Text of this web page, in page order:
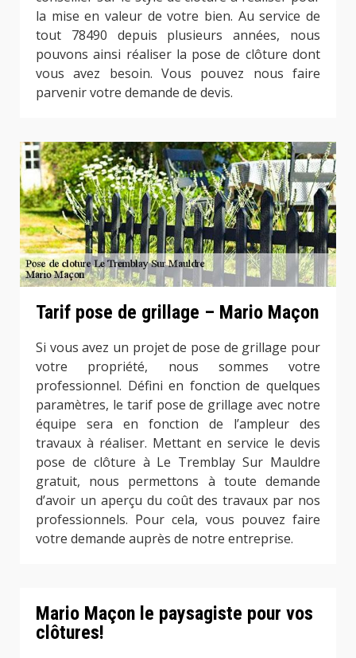
la mise en valeur de votre bien. Au service de
tout 78490 depuis plusieurs années, nous
pouvons ainsi réaliser la pose de clôture dont
vous avez besoin. Vous pouvez nous faire
parvenir votre demande de devis.
Tarif pose de grillage – Mario Maçon
Si vous avez un projet de pose de grillage pour
votre propriété, nous sommes votre
professionnel. Défini en fonction de quelques
paramètres, le tarif pose de grillage avec notre
équipe sera en fonction de l’ampleur des
travaux à réaliser. Mettant en service le devis
pose de clôture à Le Tremblay Sur Mauldre
gratuit, nous permettons à toute demande
d’avoir un aperçu du coût des travaux par nos
professionnels. Pour cela, vous pouvez faire
votre demande auprès de notre entreprise.
Mario Maçon le paysagiste pour vos
clôtures!